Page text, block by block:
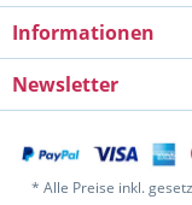
Informationen
Newsletter
* Alle Preise inkl.